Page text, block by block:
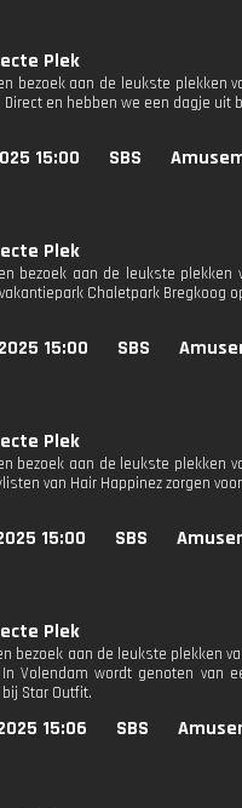
Plek
bezoek aan de leukste plekken
Direct en hebben we een dagje uit
15:00 SBS
Plek
bezoek aan de leukste
Chaletpark Bregkoog
15:00 SBS
Plek
bezoek aan de leukste plekken
van Hair Happinez zorgen
15:00 SBS
Plek
bezoek aan de leukste plekken
Volendam wordt genoten van
Star Outfit.
15:06 SBS